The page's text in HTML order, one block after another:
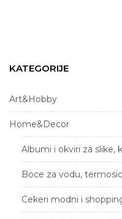
KATEGORIJE
Art&Hobby
Home&Decor
Albumi i okviri za slike,
Boce za vodu,
Cekeri modni i